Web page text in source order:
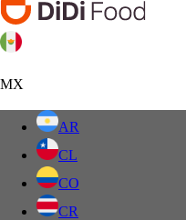
MX
AR
CL
CO
CR